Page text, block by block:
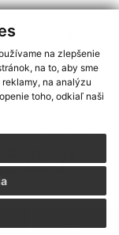
na zlepšenie
na to, aby sme
na analýzu
toho, odkiaľ naši
vody
orgánov
24. JÚN 2026